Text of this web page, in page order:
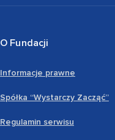
O Fundacji
Informacje prawne
Spółka “Wystarczy Zacząć”
Regulamin serwisu